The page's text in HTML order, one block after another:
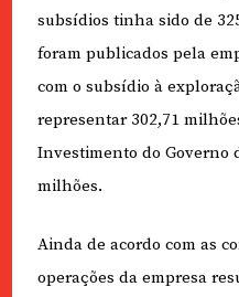
subsídios tinha sido de
foram publicados pela
com o subsídio à
representar 302,71
Investimento do Governo
milhões.
Ainda de acordo com as
operações da empresa